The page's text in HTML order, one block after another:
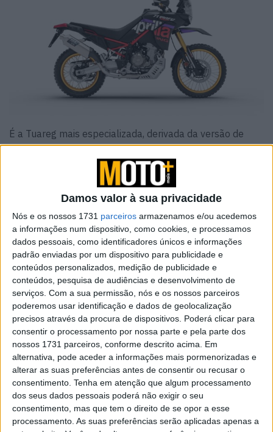
Damos valor à sua privacidade
Nós e os nossos 1731 parceiros armazenamos e/ou acedemos
a informações num dispositivo, como cookies, e processamos
dados pessoais, como identificadores únicos e informações
padrão enviadas por um dispositivo para publicidade e
conteúdos personalizados, medição de publicidade e
conteúdos, pesquisa de audiências e desenvolvimento de
serviços. Com a sua permissão, nós e os nossos parceiros
poderemos usar identificação e dados de geolocalização
precisos através da procura de dispositivos. Poderá clicar para
consentir o processamento por nossa parte e pela parte dos
nossos 1731 parceiros, conforme descrito acima. Em
alternativa, pode aceder a informações mais pormenorizadas e
alterar as suas preferências antes de consentir ou recusar o
consentimento. Tenha em atenção que algum processamento
dos seus dados pessoais poderá não exigir o seu
consentimento, mas que tem o direito de se opor a esse
processamento. As suas preferências serão aplicadas apenas a
É a Tuareg mais especializada, derivada da versão de
competição Aprilia Racing que venceu a Africa Eco Race e
o campeonato italiano de Moto-Ralis. Uma referência
absoluta entre as máquinas bicilíndricas dedicadas ao
off-road, em comparação com a já excelente Tuareg, a
configuração padrão destaca-se pela sua alma de
corrida, mais adequada ao offroad, incluindo um guarda-
lamas dianteiro alto, um novo protetor de cárter em
alumínio, novas e mais robustas proteções de mãos e
uma nova guia de corrente.
O assento e o guiador são mais altos e adequados para
andar em pé. Os aros raiados têm canal ergal estreito e
são equipados com pneus com câmara de ar, enquanto
as suspensões Kayaba com curso máximo de 240 mm
possuem componentes internos dedicados. O motor
apresenta novas atualizações e mapeamento mais direto
dedicado ao offroad. O escape SC Project possui
silenciador de titânio. O peso total cai para apenas 199
kg em ordem de marcha.